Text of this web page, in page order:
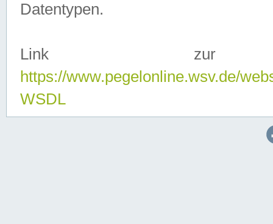
Datentypen.
Link zur
https://www.pegelonline.wsv.de/
WSDL